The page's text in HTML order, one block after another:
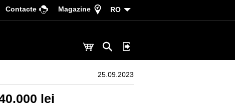
Сontacte Magazine RO
25.09.2023
lei